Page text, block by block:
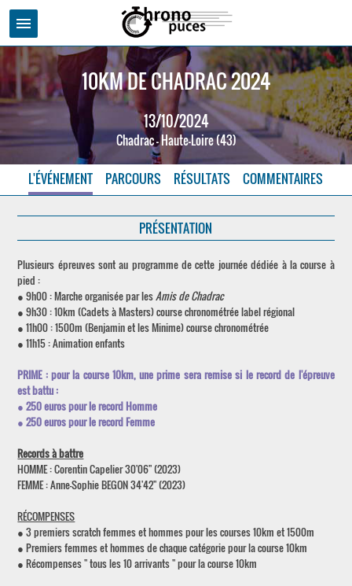
menu
10KM DE CHADRAC 2024
13/10/2024
Chadrac - Haute-Loire (43)
L'ÉVÉNEMENT PARCOURS RÉSULTATS COMMENTAIRES
PRÉSENTATION
Plusieurs épreuves sont au programme de cette journée dédiée à la course à
pied :
● 9h00 : Marche organisée par lesAmis de Chadrac
● 9h30 : 10km (Cadets à Masters) course chronométrée label régional
● 11h00 : 1500m (Benjamin et les Minime) course chronométrée
● 11h15 : Animation enfants
PRIME : pour la course 10km, une prime sera remise si le record de l'épreuve
est battu :
● 250 euros pour le record Homme
● 250 euros pour le record Femme
Records à battre
HOMME : Corentin Capelier 30'06'' (2023)
FEMME : Anne-Sophie BEGON 34'42'' (2023)
RÉCOMPENSES
● 3 premiers scratch femmes et hommes pour les courses 10km et 1500m
● Premiers femmes et hommes de chaque catégorie pour la course 10km
● Récompenses " tous les 10 arrivants " pour la course 10km